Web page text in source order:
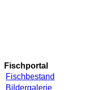
Fischportal
Fischbestand
Bildergalerie